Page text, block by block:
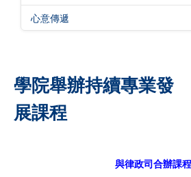
心意傳遞
學院舉辦持續專業發
展課程
與律政司合辦課程